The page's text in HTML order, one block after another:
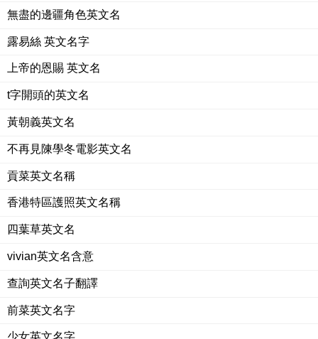
無盡的邊疆角色英文名
露易絲 英文名字
上帝的恩賜 英文名
t字開頭的英文名
黃朝義英文名
不再見陳學冬電影英文名
貢菜英文名稱
香港特區護照英文名稱
四葉草英文名
vivian英文名含意
查詢英文名子翻譯
前菜英文名字